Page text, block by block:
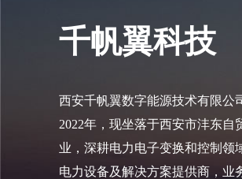
千帆翼科技
西安千帆翼数字能源技术有限公
2022年，现坐落于西安市沣东
业，深耕电力电子变换和控制领
电力设备及解决方案提供商，业